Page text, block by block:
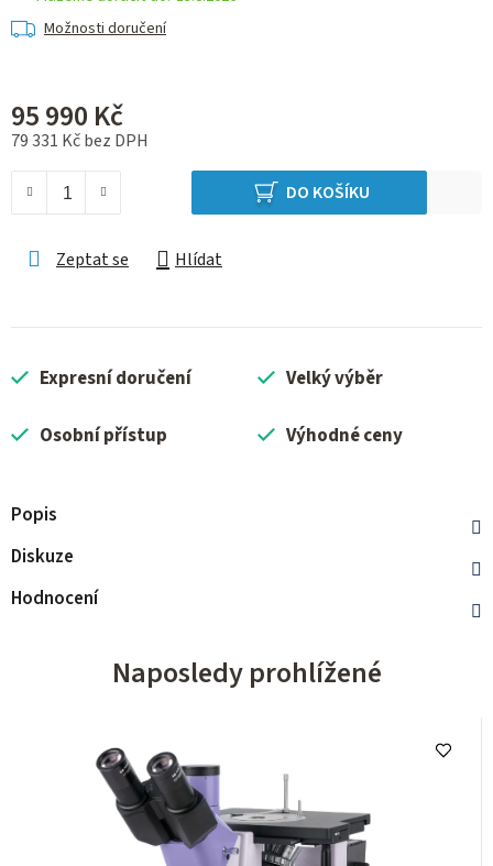
Možnosti doručení
95 990 Kč
79 331 Kč bez DPH
DO KOŠÍKU
Zeptat se Hlídat
Expresní doručení Velký výběr
Osobní přístup Výhodné ceny
Popis
Diskuze
Hodnocení
Naposledy prohlížené